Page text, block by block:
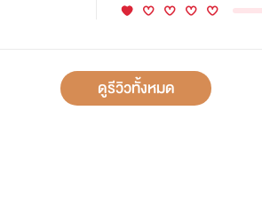
ดูรีวิวทั้งหมด